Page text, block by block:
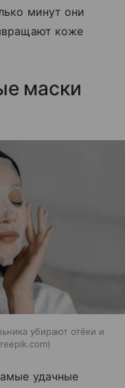
минут они
коже
маски
убирают отёки и
удачные